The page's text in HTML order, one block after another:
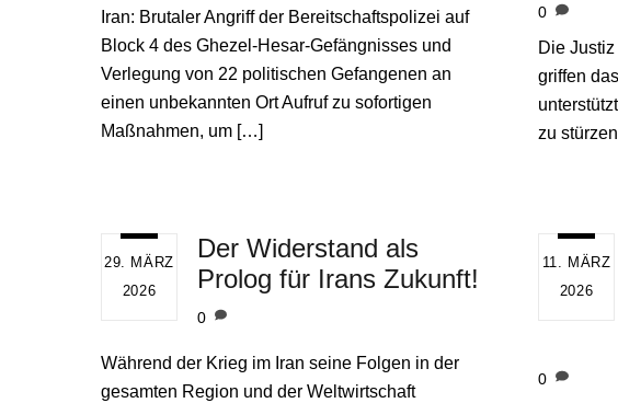
Iran: Brutaler Angriff der Bereitschaftspolizei auf
Block 4 des Ghezel-Hesar-Gefängnisses und
Verlegung von 22 politischen Gefangenen an
einen unbekannten Ort Aufruf zu sofortigen
Maßnahmen, um […]
0
Die
griffen
zu
29. MÄRZ
2026
Der Widerstand als
Prolog für Irans Zukunft!
0
Während der Krieg im Iran seine Folgen in der
gesamten Region und der Weltwirtschaft
11. MÄRZ
2026
0